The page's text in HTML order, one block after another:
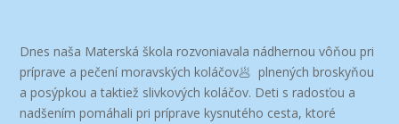
Dnes naša Materská škola rozvoniavala nádhernou vôňou pri
príprave a pečení moravských koláčov🥟 plnených broskyňou
a posýpkou a taktiež slivkových koláčov. Deti s radosťou a
nadšením pomáhali pri príprave kysnutého cesta, ktoré